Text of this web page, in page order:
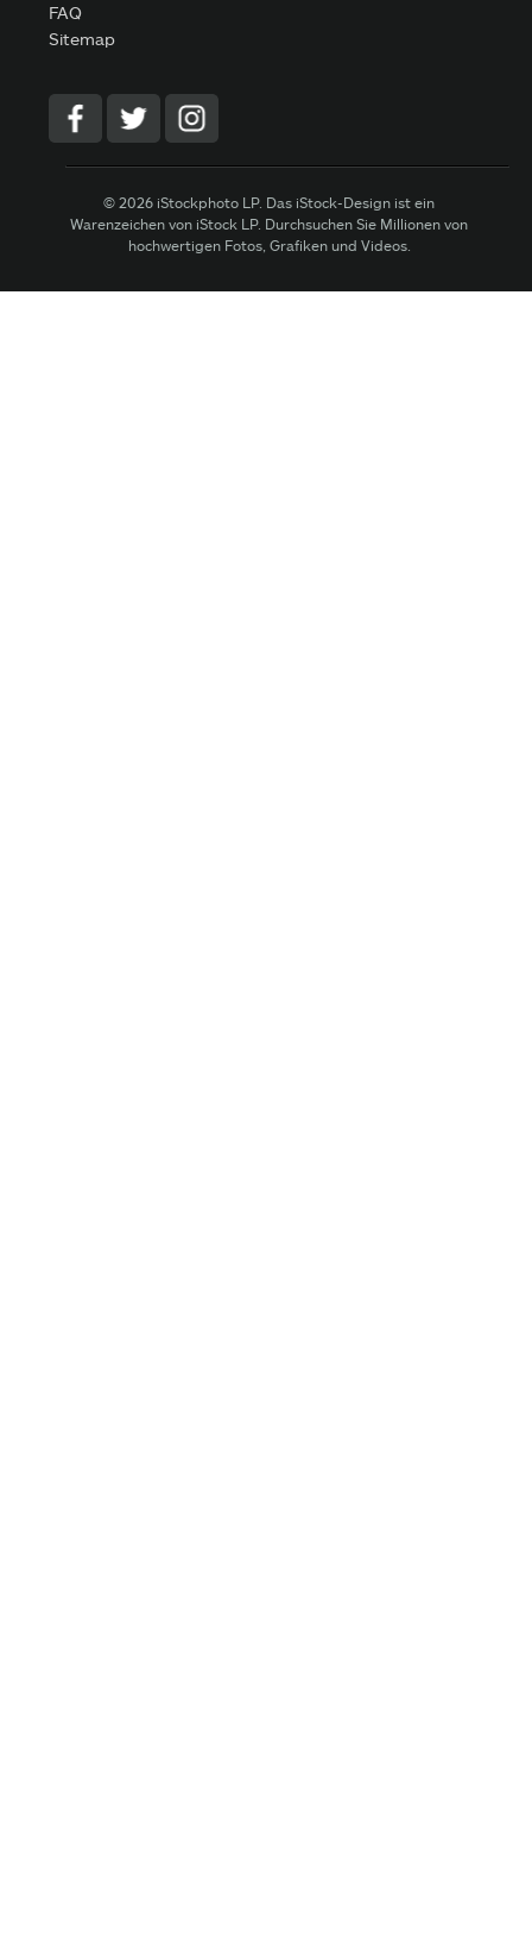
FAQ
Sitemap
© 2026 iStockphoto LP. Das iStock-Design ist ein
Warenzeichen von iStock LP. Durchsuchen Sie Millionen von
hochwertigen Fotos, Grafiken und Videos.